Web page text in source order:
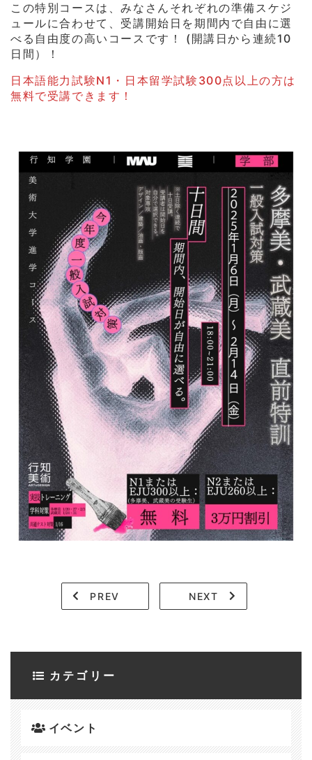
この特別コースは、みなさんそれぞれの準備スケジ
ュールに合わせて、受講開始日を期間内で自由に選
べる自由度の高いコースです！ (開講日から連続10
日間）！
日本語能力試験N1・日本留学試験300点以上の方は
無料で受講できます！
PREV NEXT
カテゴリー
イベント